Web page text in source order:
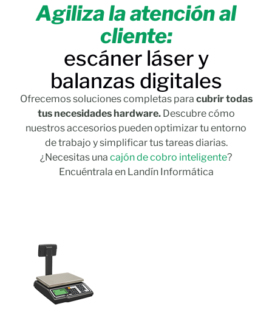
Agiliza la atención al
cliente:
escáner láser y
balanzas digitales
Ofrecemos soluciones completas para cubrir todas
tus necesidades hardware.Descubre cómo
nuestros accesorios pueden optimizar tu entorno
de trabajo y simplificar tus tareas diarias.
¿Necesitas una cajón de cobro inteligente?
Encuéntrala en Landín Informática